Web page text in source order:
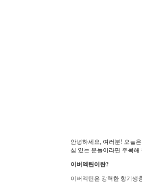
안녕하세요, 여러분! 오늘
심 있는 분들이라면 주목해
이버멕틴이란?
이버멕틴은 강력한 항기생